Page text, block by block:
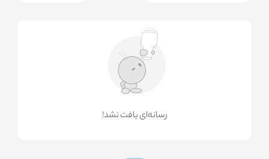
!رسانه‌ای یافت نشد